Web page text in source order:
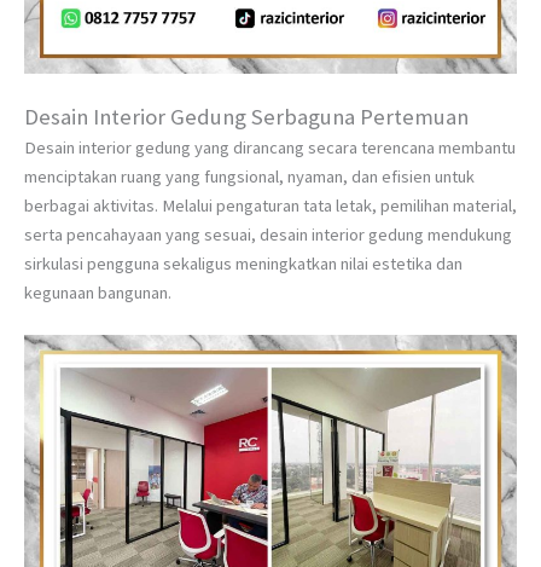
Desain Interior Gedung Serbaguna Pertemuan
Desain interior gedung yang dirancang secara terencana membantu
menciptakan ruang yang fungsional, nyaman, dan efisien untuk
berbagai aktivitas. Melalui pengaturan tata letak, pemilihan material,
serta pencahayaan yang sesuai, desain interior gedung mendukung
sirkulasi pengguna sekaligus meningkatkan nilai estetika dan
kegunaan bangunan.